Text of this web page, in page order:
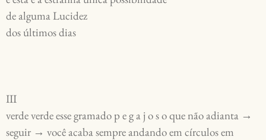
de alguma Lucidez
dos últimos dias
III
verde verde esse gramado p e g a j o s o que não adianta →
seguir → você acaba sempre andando em círculos em